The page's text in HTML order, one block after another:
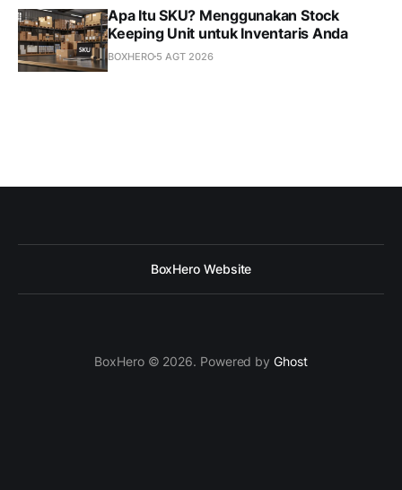
Apa Itu SKU? Menggunakan Stock
Keeping Unit untuk Inventaris Anda
BOXHERO 5 AGT 2026
BoxHero Website
BoxHero © 2026. Powered byGhost